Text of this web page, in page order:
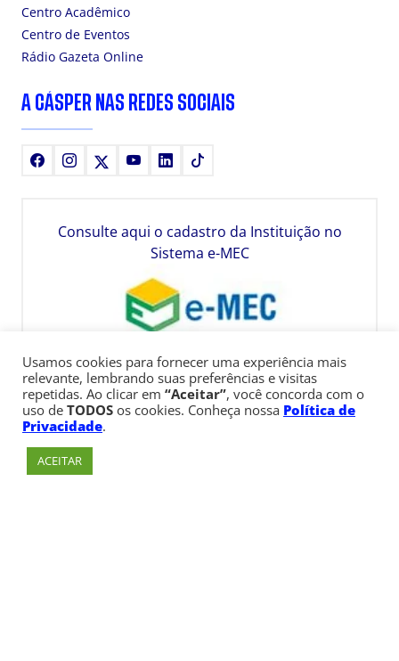
Centro Acadêmico
Centro de Eventos
Rádio Gazeta Online
A CÁSPER NAS REDES SOCIAIS
FacebookInstagram YoutubeLinkedIn
Consulte aqui o cadastro da Instituição no
Sistema e-MEC
Usamos cookies para fornecer uma experiência mais
relevante, lembrando suas preferências e visitas
repetidas. Ao clicar em “Aceitar”, você concorda com o
uso de TODOS os cookies. Conheça nossa Política de
Privacidade.
ACEITAR